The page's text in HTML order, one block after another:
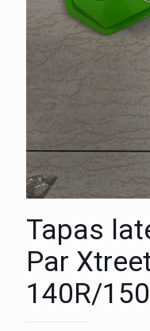
Tapas
Par
140R/